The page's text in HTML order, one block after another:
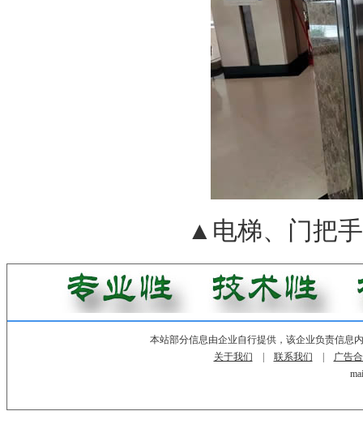
▲电梯、门把
本站部分信息由企业自行提供，该企业负责信息
关于我们
联系我们
广告